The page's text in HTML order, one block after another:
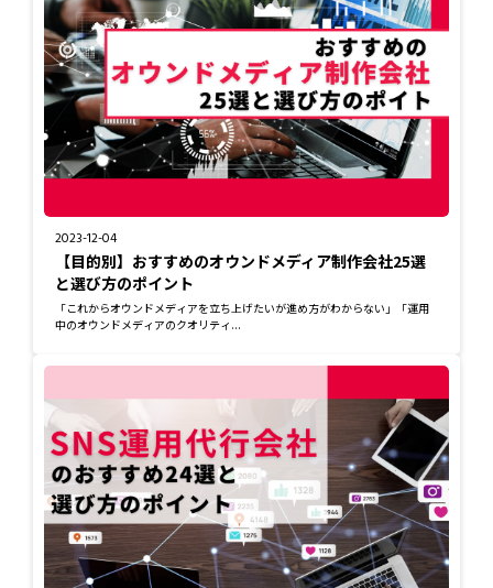
2023-12-04
【目的別】おすすめのオウンドメディア制作会社25選
と選び方のポイント
「これからオウンドメディアを立ち上げたいが進め方がわからない」「運用
中のオウンドメディアのクオリティ...